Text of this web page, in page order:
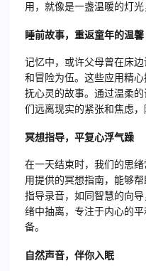
用，就像是一盏温暖的灯
睡前故事，重返童年的温馨
记忆中，或许父母曾在床
和冒险为伍。这些应用精
抚心灵的故事。通过温柔
们远离现实的紧张和焦虑，
冥想指导，平复心浮气躁
在一天结束时，我们的思
用提供的冥想指南，能够
指导录音，如同智慧的向
绪中抽离，专注于内心的
备。
自然声音，伴你入眠